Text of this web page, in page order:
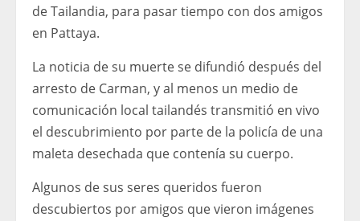
de Tailandia, para pasar tiempo con dos amigos
en Pattaya.
La noticia de su muerte se difundió después del
arresto de Carman, y al menos un medio de
comunicación local tailandés transmitió en vivo
el descubrimiento por parte de la policía de una
maleta desechada que contenía su cuerpo.
Algunos de sus seres queridos fueron
descubiertos por amigos que vieron imágenes